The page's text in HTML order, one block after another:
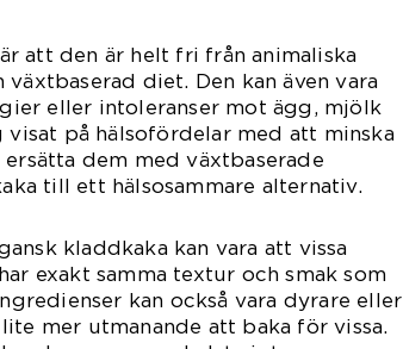
att den är helt fri från animaliska
diet. Den kan även vara
eller intoleranser mot ägg, mjölk
på hälsofördelar med att minska
dem med växtbaserade
till ett hälsosammare alternativ.
kladdkaka kan vara att vissa
exakt samma textur och smak som
kan också vara dyrare eller
mer utmanande att baka för vissa.